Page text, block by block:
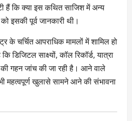
हैं कि क्या इस कथित साजिश में अन्य
इसकी पूर्व जानकारी थी।
के चर्चित आपराधिक मामलों में शामिल हो
डिजिटल साक्ष्यों, कॉल रिकॉर्ड, यात्रा
गहन जांच की जा रही है। आने वाले
महत्वपूर्ण खुलासे सामने आने की संभावना